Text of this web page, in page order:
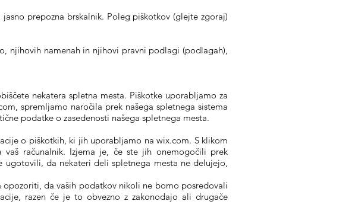
prepozna brskalnik. Poleg piškotkov (glejte zgoraj)
njihovih namenah in njihovi pravni podlagi (podlagah),
nekatera spletna mesta. Piškotke uporabljamo za
spremljamo naročila prek našega spletnega sistema
podatke o zasedenosti našega spletnega mesta.
o piškotkih, ki jih uporabljamo na wix.com. S klikom
računalnik. Izjema je, če ste jih onemogočili prek
da nekateri deli spletnega mesta ne delujejo,
da vaših podatkov nikoli ne bomo posredovali
razen če je to obvezno z zakonodajo ali drugače